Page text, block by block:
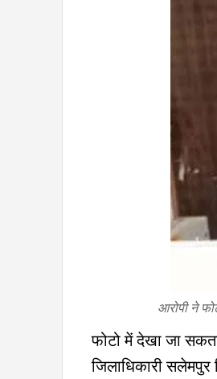
आरोपी ने
फोटो में देखा जा
जिलाधिकारी